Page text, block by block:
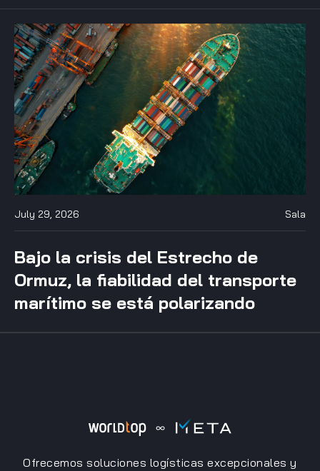
July 29, 2026 Sala
Bajo la crisis del Estrecho de
Ormuz, la fiabilidad del transporte
marítimo se está polarizando
Ofrecemos soluciones logísticas excepcionales y